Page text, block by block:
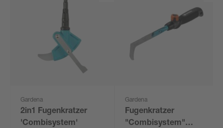
Gardena
2in1 Fugenkratzer
'Combisystem'
Gardena
Fugenkratzer
"Combisystem"